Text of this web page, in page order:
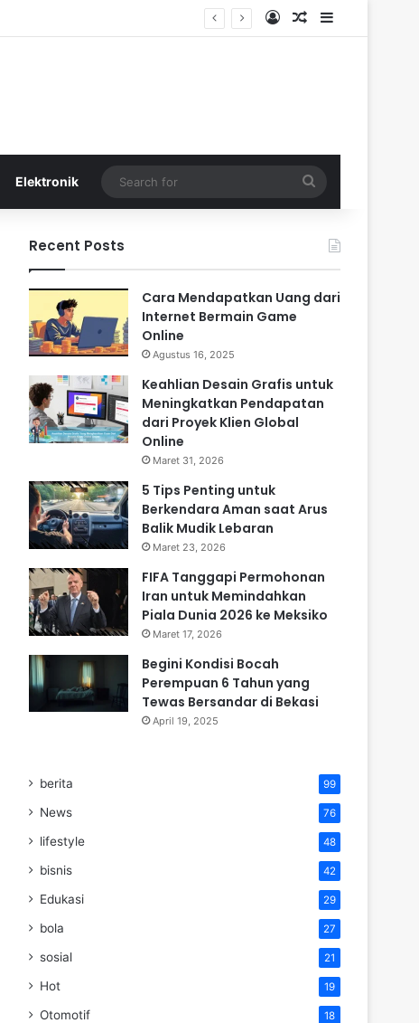
Log InRandom Article
Sidebar
Elektronik
for
Recent Posts
Cara Mendapatkan Uang dari
Internet Bermain Game
Online
Agustus 16, 2025
Keahlian Desain Grafis untuk
Meningkatkan Pendapatan
dari Proyek Klien Global
Online
Maret 31, 2026
5 Tips Penting untuk
Berkendara Aman saat Arus
Balik Mudik Lebaran
Maret 23, 2026
FIFA Tanggapi Permohonan
Iran untuk Memindahkan
Piala Dunia 2026 ke Meksiko
Maret 17, 2026
Begini Kondisi Bocah
Perempuan 6 Tahun yang
Tewas Bersandar di Bekasi
April 19, 2025
berita 99
News 76
lifestyle 48
bisnis 42
Edukasi 29
bola 27
sosial 21
Hot 19
Otomotif 18